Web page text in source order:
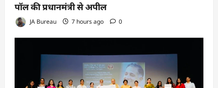
पॉल की प्रधानमंत्री से अपील
JA Bureau 7 hours ago 0